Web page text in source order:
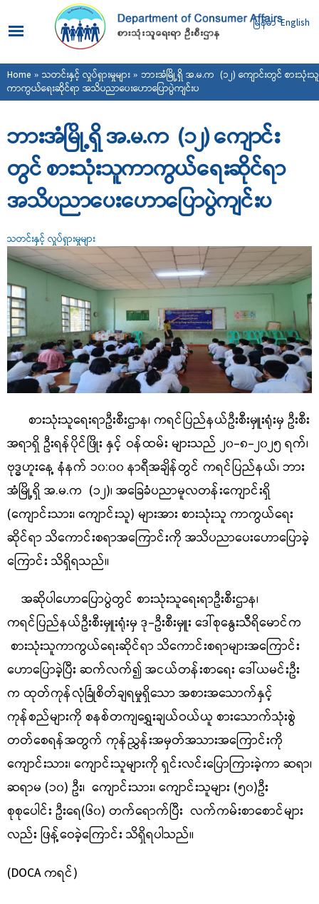
main
content
မြန်မာ English
You are here
Home » သတင်းနှင့် လှုပ်ရှားမှုများ» ဘားအံမြို့ရှိ အ.မ.က (၁၂) ကျောင်းတွင် စားသုံးသူ
ကာကွယ်ရေးဆိုင်ရာ အသိပညာပေးဟောပြောပွဲကျင်းပ
ဘားအံမြို့ရှိ အ.မ.က (၁၂) ကျောင်း
တွင် စားသုံးသူကာကွယ်ရေးဆိုင်ရာ
အသိပညာပေးဟောပြောပွဲကျင်းပ
သတင်းနှင့် လှုပ်ရှားမှုများ
စားသုံးသူရေးရာဦးစီးဌာန၊ ကရင်ပြည်နယ်ဦးစီးမှူးရုံးမှ ဦးစီး
အရာရှိ ဦးရန်ပိုင်ဖြိုး နှင့် ဝန်ထမ်း များသည် ၂၀-၈-၂၀၂၅ ရက်၊
ဗုဒ္ဓဟူးနေ့ နံနက် ၁၀:၀၀ နာရီအချိန်တွင် ကရင်ပြည်နယ်၊ ဘား
အံမြို့ရှိ အ.မ.က (၁၂)၊ အခြေခံပညာမူလတန်းကျောင်းရှိ
(ကျောင်းသား၊ ကျောင်းသူ) များအား စားသုံးသူ ကာကွယ်‌ရေး
ဆိုင်ရာ သိကောင်းစရာအကြောင်းကို အသိပညာပေးဟောပြောခဲ့
ကြောင်း သိရှိရသည်။
အဆိုပါဟောပြောပွဲတွင် စားသုံးသူရေးရာဦးစီးဌာန၊
ကရင်ပြည်နယ်ဦးစီးမှူးရုံးမှ ဒု-ဦးစီးမှူး ဒေါ်စုနွေးသီရိမောင်က
စားသုံးသူကာကွယ်ရေးဆိုင်ရာ သိကောင်းစရာများအကြောင်း
ဟောပြောခဲ့ပြီး ဆက်လက်၍ အငယ်တန်းစာရေး ဒေါ်ယမင်းဦး
က ထုတ်ကုန်လုံခြုံစိတ်ချရမှုရှိသော အစားအသောက်နှင့်
ကုန်စည်များကို စနစ်တကျရွှေးချယ်ဝယ်ယူ စားသောက်သုံးစွဲ
တတ်စေရန်အတွက် ကုန်ညွှန်းအမှတ်အသားအကြောင်းကို
ကျောင်းသား၊ ကျောင်းသူများကို ရှင်းလင်းပြောကြားခဲ့ကာ ဆရာ၊
ဆရာမ (၁၀) ဦး၊ ကျောင်းသား၊ ကျောင်းသူများ (၅၀)ဦး
စုစုပေါင်း ဦးရေ(၆၀) တက်ရောက်ပြီး လက်ကမ်းစာစောင်များ
လည်း ဖြန့်ဝေခဲ့ကြောင်း သိရှိရပါသည်။
(DOCA ကရင်)